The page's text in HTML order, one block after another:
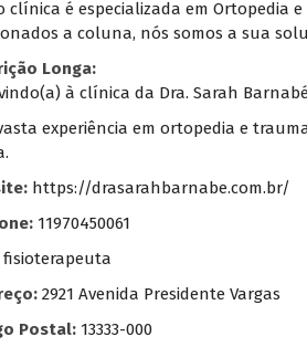
clínica é especializada em Ortopedia
a coluna, nós somos a sua
Longa:
à clínica da Dra. Sarah
experiência em ortopedia e
https://drasarahbarnabe.com.br/
11970450061
fisioterapeuta
2921 Avenida Presidente Vargas
Postal: 13333-000